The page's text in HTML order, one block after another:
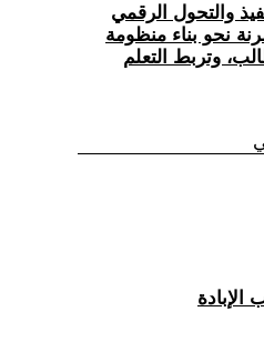
والتحول الرقمي
نحو بناء منظومة
وتربط التعلم